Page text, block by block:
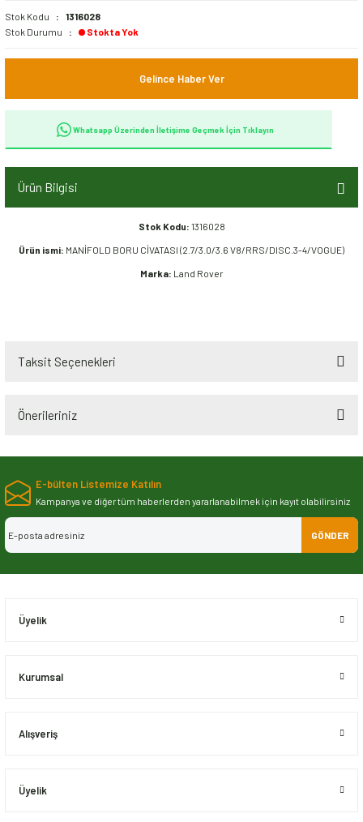
Stok Kodu
1316028
Stok Durumu
Stokta Yok
Gelince Haber Ver
Whatsapp Üzerinden İletişime Geçmek İçin Tıklayın
Ürün Bilgisi
Stok Kodu: 1316028
Ürün ismi: MANİFOLD BORU CİVATASI (2.7/3.0/3.6 V8/RRS/DISC.3-4/VOGUE)
Marka: Land Rover
Taksit Seçenekleri
Önerileriniz
Bu ürünün fiyat bilgisi, resim, ürün açıklamalarında ve diğer konularda
iletebilirsiniz.
Görüş ve önerileriniz için teşekkür ederiz.
Ürün resmi kalitesiz, bozuk veya görüntülenemiyor.
E-bülten Listemize Katılın
Kampanya ve diğer tüm haberlerden yararlanabilmek için kayıt olabilirsiniz
GÖNDER
Üyelik
Kurumsal
Alışveriş
Üyelik